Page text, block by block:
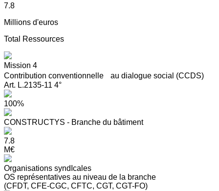
7.8
Millions d'euros
Total Ressources
Mission 4
Contribution conventionnelle au dialogue social (CCDS)
Art. L.2135-11 4°
100%
CONSTRUCTYS - Branche du bâtiment
7.8
M€
Organisations syndIcales
OS représentatives au niveau de la branche
(CFDT, CFE-CGC, CFTC, CGT, CGT-FO)